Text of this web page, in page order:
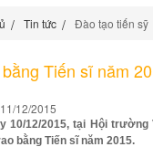
Tin tức Đào tạo tiến sỹ
Tiến sĩ năm
12/2015
10/12/2015, tại Hội
bằng Tiến sĩ năm 2015.